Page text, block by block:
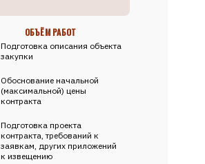
ОБЪЁМ РАБОТ
Подготовка описания объекта
закупки
Обоснование начальной
(максимальной) цены
контракта
Подготовка проекта
контракта, требований к
заявкам, других приложений
к извещению